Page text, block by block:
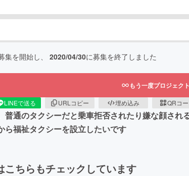
集を開始し、 2020/04/30に募集を終了しました
もう一度プロジェク
LINEで送る URLコピー 埋め込み QRコ
普通のタクシーだと乗車拒否されたり嫌な顔さ
ら福祉タクシーを設立したいです
ちらもチェックしています